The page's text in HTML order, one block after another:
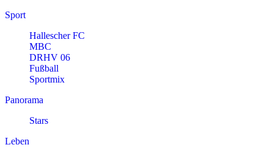
Sport
Hallescher FC
MBC
DRHV 06
Fußball
Sportmix
Panorama
Stars
Leben